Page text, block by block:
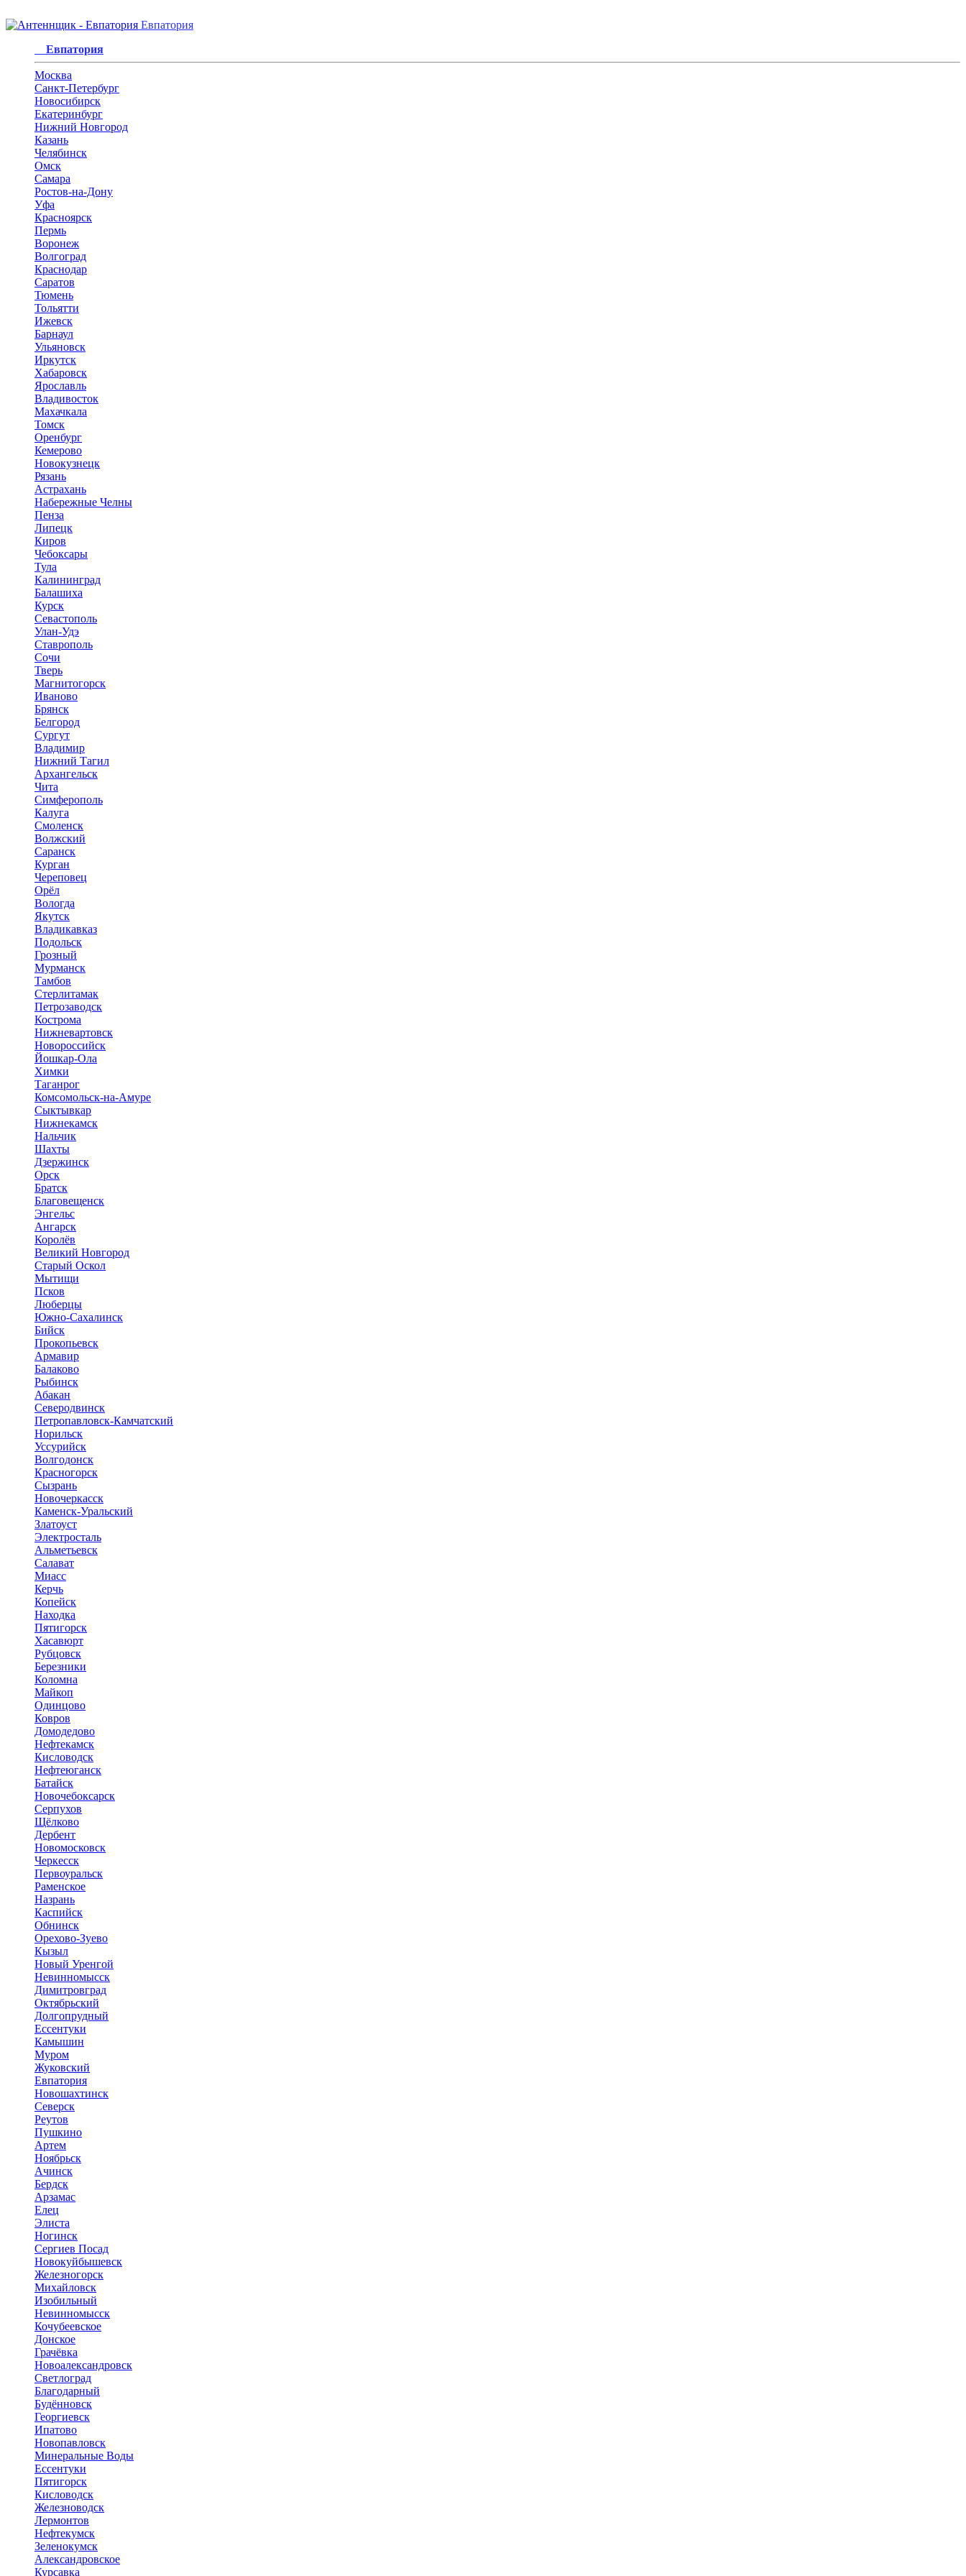
Евпатория
Евпатория
Москва
Санкт-Петербург
Новосибирск
Екатеринбург
Нижний Новгород
Казань
Челябинск
Омск
Самара
Ростов-на-Дону
Уфа
Красноярск
Пермь
Воронеж
Волгоград
Краснодар
Саратов
Тюмень
Тольятти
Ижевск
Барнаул
Ульяновск
Иркутск
Хабаровск
Ярославль
Владивосток
Махачкала
Томск
Оренбург
Кемерово
Новокузнецк
Рязань
Астрахань
Набережные Челны
Пенза
Липецк
Киров
Чебоксары
Тула
Калининград
Балашиха
Курск
Севастополь
Улан-Удэ
Ставрополь
Сочи
Тверь
Магнитогорск
Иваново
Брянск
Белгород
Сургут
Владимир
Нижний Тагил
Архангельск
Чита
Симферополь
Калуга
Смоленск
Волжский
Саранск
Курган
Череповец
Орёл
Вологда
Якутск
Владикавказ
Подольск
Грозный
Мурманск
Тамбов
Стерлитамак
Петрозаводск
Кострома
Нижневартовск
Новороссийск
Йошкар-Ола
Химки
Таганрог
Комсомольск-на-Амуре
Сыктывкар
Нижнекамск
Нальчик
Шахты
Дзержинск
Орск
Братск
Благовещенск
Энгельс
Ангарск
Королёв
Великий Новгород
Старый Оскол
Мытищи
Псков
Люберцы
Южно-Сахалинск
Бийск
Прокопьевск
Армавир
Балаково
Рыбинск
Абакан
Северодвинск
Петропавловск-Камчатский
Норильск
Уссурийск
Волгодонск
Красногорск
Сызрань
Новочеркасск
Каменск-Уральский
Златоуст
Электросталь
Альметьевск
Салават
Миасс
Керчь
Копейск
Находка
Пятигорск
Хасавюрт
Рубцовск
Березники
Коломна
Майкоп
Одинцово
Ковров
Домодедово
Нефтекамск
Кисловодск
Нефтеюганск
Батайск
Новочебоксарск
Серпухов
Щёлково
Дербент
Новомосковск
Черкесск
Первоуральск
Раменское
Назрань
Каспийск
Обнинск
Орехово-Зуево
Кызыл
Новый Уренгой
Невинномысск
Димитровград
Октябрьский
Долгопрудный
Ессентуки
Камышин
Муром
Жуковский
Евпатория
Новошахтинск
Северск
Реутов
Пушкино
Артем
Ноябрьск
Ачинск
Бердск
Арзамас
Елец
Элиста
Ногинск
Сергиев Посад
Новокуйбышевск
Железногорск
Михайловск
Изобильный
Невинномысск
Кочубеевское
Донское
Грачёвка
Новоалександровск
Светлоград
Благодарный
Будённовск
Георгиевск
Ипатово
Новопавловск
Минеральные Воды
Ессентуки
Пятигорск
Кисловодск
Железноводск
Лермонтов
Нефтекумск
Зеленокумск
Александровское
Курсавка